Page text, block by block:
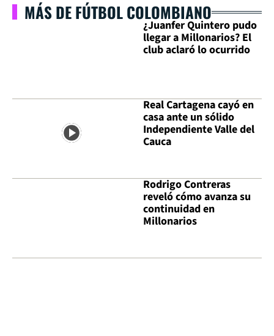
MÁS DE FÚTBOL COLOMBIANO
¿Juanfer Quintero pudo
llegar a Millonarios? El
club aclaró lo ocurrido
Real Cartagena cayó en
casa ante un sólido
Independiente Valle del
Cauca
Rodrigo Contreras
reveló cómo avanza su
continuidad en
Millonarios